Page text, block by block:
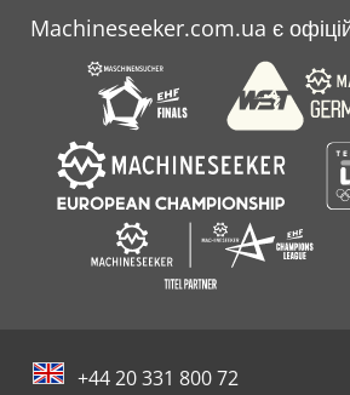
Claas Volto 740
Claas Трактор
Machineseeker.com.ua є
+44 20 331 800 72